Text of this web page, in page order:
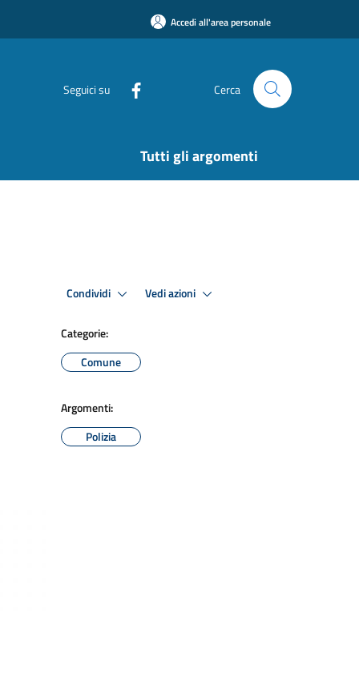
Accedi all'area personale
Seguici su Cerca
Tutti gli argomenti
Condividi Vedi azioni
Categorie:
Comune
Argomenti:
Polizia